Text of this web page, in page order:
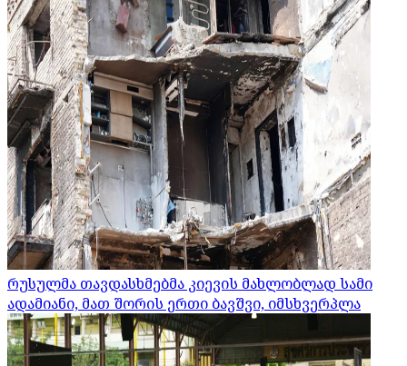
რუსულმა თავდასხმებმა კიევის მახლობლად სამი
ადამიანი, მათ შორის ერთი ბავშვი, იმსხვერპლა